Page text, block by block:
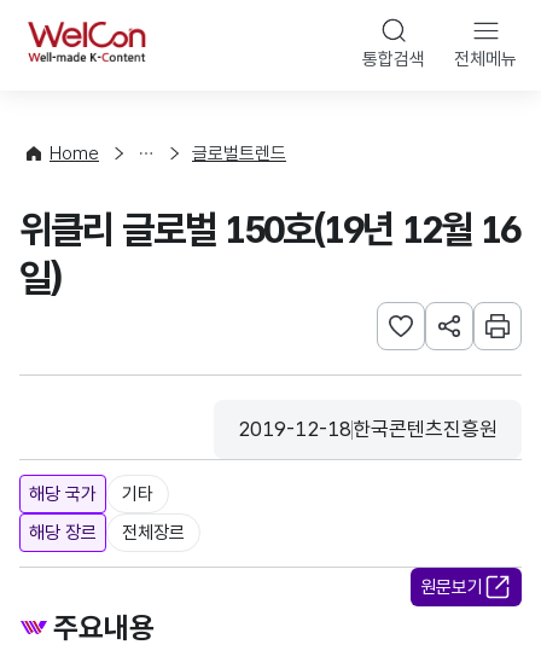
WelCon 통합검색 전체메뉴
Home
향
계
글로벌트렌드
위클리 글로벌 150호(19년 12월 16
일)
관심사 등록하기
URL 공유하
인쇄
등록일
2019-12-18
수집기관
한국콘텐츠진흥원
해당 국가
기타
해당 장르
전체장르
원문보기
주요내용